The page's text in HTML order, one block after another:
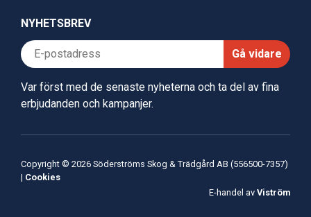
NYHETSBREV
Gå vidare
Var först med de senaste nyheterna och ta del av fina
erbjudanden och kampanjer.
Copyright © 2026 Söderströms Skog & Trädgård AB (556500-7357)
| Cookies
E-handel av Viström